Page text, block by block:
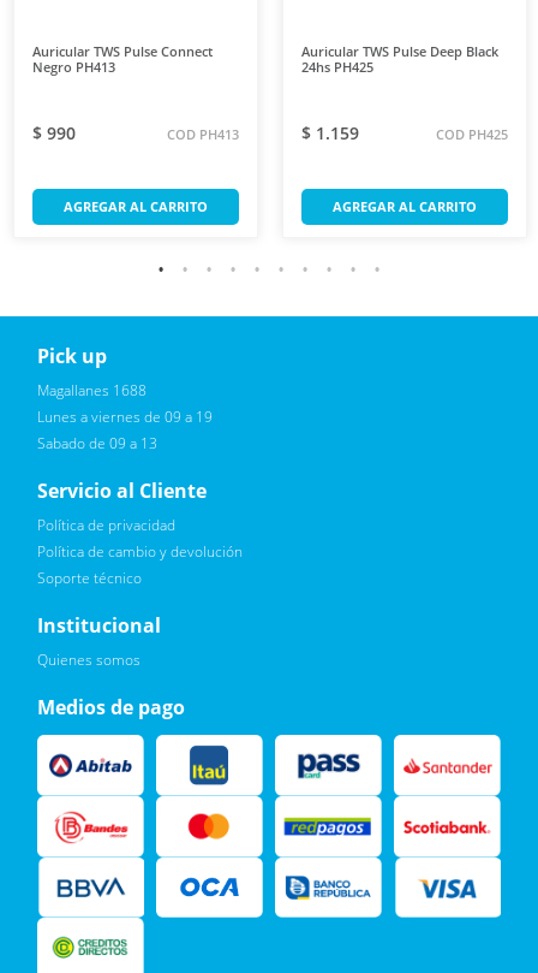
Auricular TWS Pulse Connect
Negro PH413
$ 990 COD PH413
AGREGAR AL CARRITO
Auricular TWS Pulse Deep Black
24hs PH425
$ 1.159 COD PH425
AGREGAR AL CARRITO
Reciba novedades, promociones exclusivas
Leí, soy consciente de las condiciones para el tratamiento de
mis datos personales y doy mi consentimiento, tal y como se
Pick up
Magallanes 1688
Lunes a viernes de 09 a 19
Sabado de 09 a 13
Servicio al Cliente
Política de privacidad
Política de cambio y devolución
Soporte técnico
Institucional
Quienes somos
Medios de pago